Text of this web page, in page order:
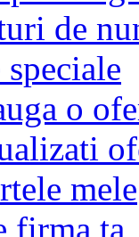
de
o
mele
firma ta